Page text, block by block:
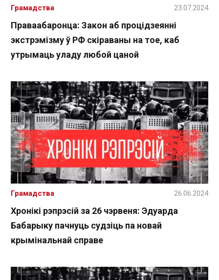
Праваабаронца: Закон аб процідзеянні
экстрэмізму ў РФ скіраваны на тое, каб
утрымаць уладу любой цаной
Грамадства 23.07.2024
Хронікі рэпрэсій за 26 чэрвеня: Эдуарда
Бабарыку пачнуць судзіць па новай
крымінальнай справе
Грамадства 26.06.2024